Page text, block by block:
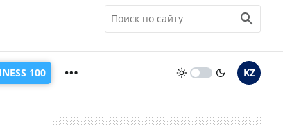
100 KZ